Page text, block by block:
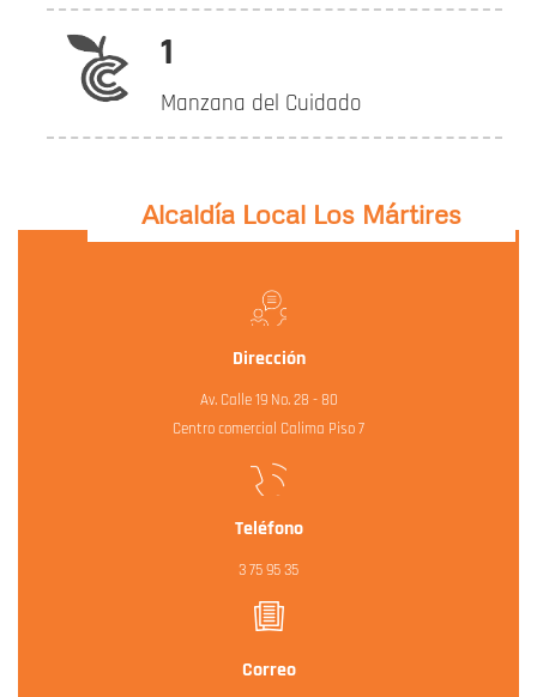
1
Manzana del Cuidado
Alcaldía Local Los Mártires
Dirección
Av. Calle 19 No. 28 - 80
Centro comercial Calima Piso 7
Teléfono
3 75 95 35
Correo